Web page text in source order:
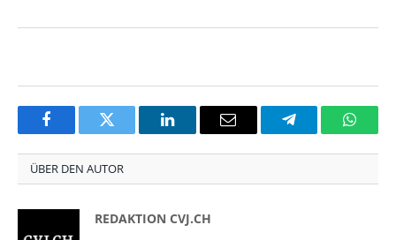
FacebookTwitter LinkedInEmail Telegram
ÜBER DEN AUTOR
REDAKTION CVJ.CH